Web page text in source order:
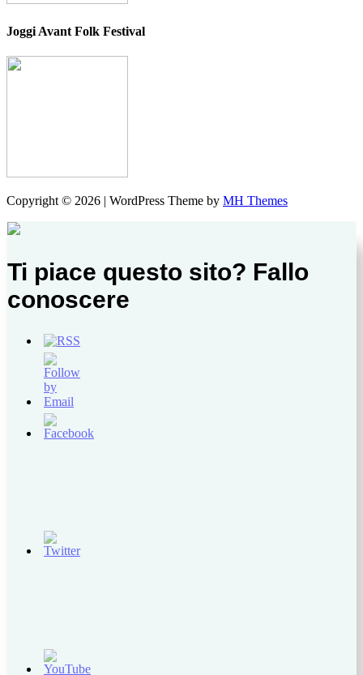
Joggi Avant Folk Festival
Copyright © 2026 | WordPress Theme by MH Themes
Ti piace questo sito? Fallo
conoscere